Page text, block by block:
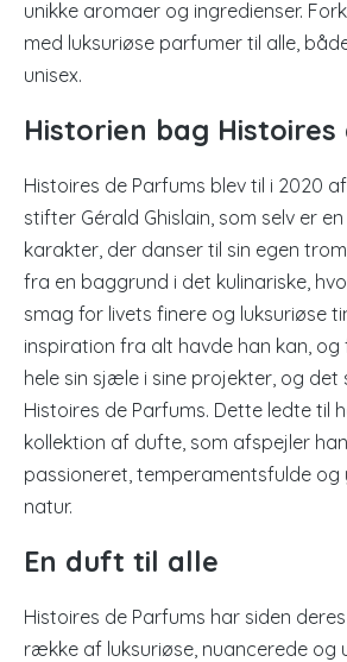
unikke aromaer og ingredienser.
med luksuriøse parfumer til alle,
unisex.
Historien bag
Histoires de Parfums blev til i 2020
stifter Gérald Ghislain, som selv er
karakter, der danser til sin egen
fra en baggrund i det kulinariske,
smag for livets finere og luksuriøse
inspiration fra alt havde han kan,
hele sin sjæle i sine projekter, og
Histoires de Parfums. Dette ledte til
kollektion af dufte, som afspejler
passioneret, temperamentsfulde
natur.
En duft til alle
Histoires de Parfums har siden
række af luksuriøse, nuancerede og